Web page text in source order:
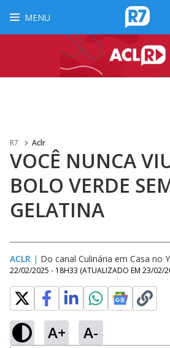
MENU
R7 Aclr
VOCÊ NUNCA
BOLO VERDE
GELATINA
ACLR | Do canal Culinária em Casa no
22/02/2025 - 18H33 (ATUALIZADO EM 23/02/
A+ A-